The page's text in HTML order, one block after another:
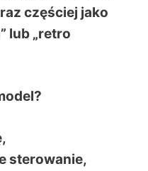
częściej jako
lub „retro
sterowanie,